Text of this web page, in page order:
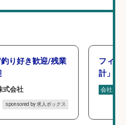
り好き歓迎/残業
式会社
sponsored by 求人ボックス
フィッ
計」
会社名